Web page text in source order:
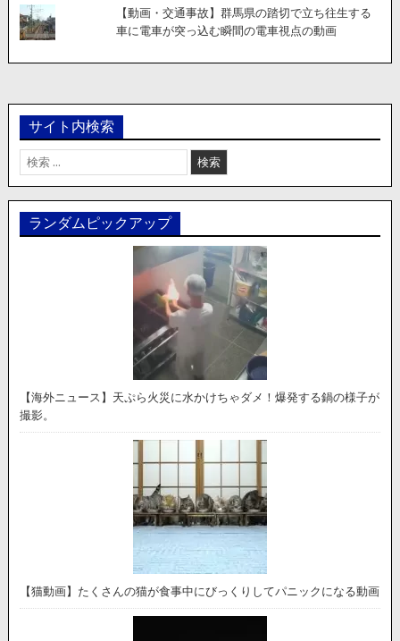
【動画・交通事故】群馬県の踏切で立ち往生する
車に電車が突っ込む瞬間の電車視点の動画
サイト内検索
検
索:
ランダムピックアップ
【海外ニュース】天ぷら火災に水かけちゃダメ！爆発する鍋の様子が
撮影。
【猫動画】たくさんの猫が食事中にびっくりしてパニックになる動画